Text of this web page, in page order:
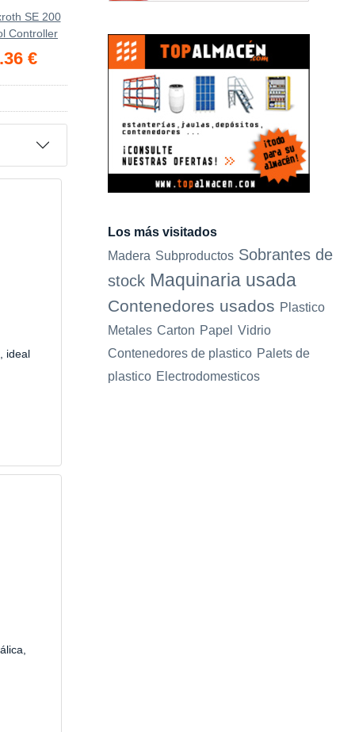
SE 200
Controller
€
ideal
Los más visitados
Madera Subproductos Sobrantes de
stock Maquinaria usada
Contenedores usados Plastico
Metales Carton Papel Vidrio
Contenedores de plastico Palets de
plastico Electrodomesticos